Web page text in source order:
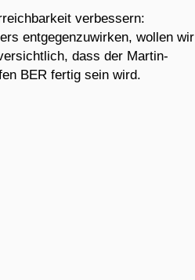
verbessern:
entgegenzuwirken, wollen wir
dass der Martin-
BER fertig sein wird.